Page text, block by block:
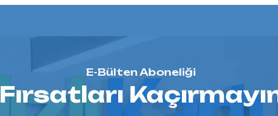
E-Bülten Aboneliği
Fırsatları